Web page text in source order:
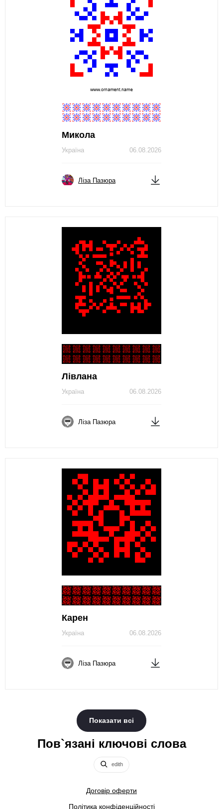
Микола
06.08.2026
Україна
Ліза Пазюра
Лівлана
06.08.2026
Україна
Ліза Пазюра
Карен
06.08.2026
Україна
Ліза Пазюра
Показати всі
Пов`язані ключові слова
edith
Договір оферти
Політика конфіденційності